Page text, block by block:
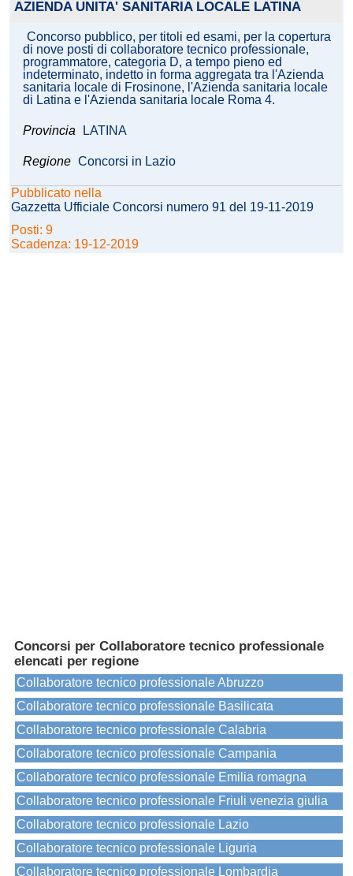
AZIENDA UNITA' SANITARIA LOCALE LATINA
Concorso pubblico, per titoli ed esami, per la copertura
di nove posti di collaboratore tecnico professionale,
programmatore, categoria D, a tempo pieno ed
indeterminato, indetto in forma aggregata tra l'Azienda
sanitaria locale di Frosinone, l'Azienda sanitaria locale
di Latina e l'Azienda sanitaria locale Roma 4.
Provincia LATINA
Regione Concorsi in Lazio
Pubblicato nella
Gazzetta Ufficiale Concorsi numero 91 del 19-11-2019
Posti: 9
Scadenza: 19-12-2019
Concorsi per Collaboratore tecnico professionale
elencati per regione
Collaboratore tecnico professionale Abruzzo
Collaboratore tecnico professionale Basilicata
Collaboratore tecnico professionale Calabria
Collaboratore tecnico professionale Campania
Collaboratore tecnico professionale Emilia romagna
Collaboratore tecnico professionale Friuli venezia giulia
Collaboratore tecnico professionale Lazio
Collaboratore tecnico professionale Liguria
Collaboratore tecnico professionale Lombardia